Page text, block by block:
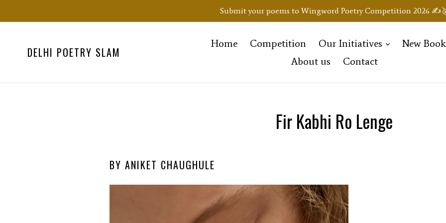
to
Submit your poems to Wingword Poetry Competition 2026
DELHI POETRY SLAM
Home Competition Our Initiatives expand
New
About us
Contact
Fir Kabhi Ro Lenge
BY ANIKET CHAUGHULE